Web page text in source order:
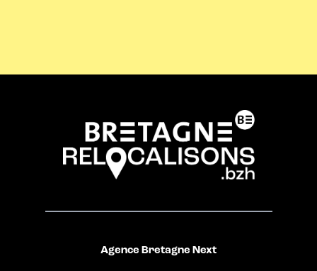
Agence Bretagne Next